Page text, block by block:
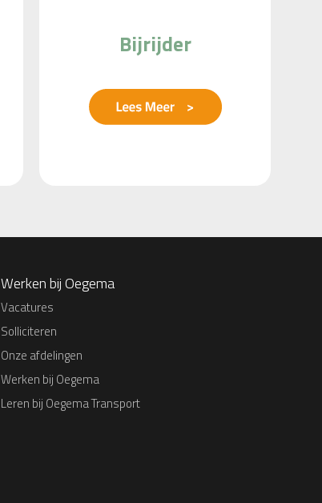
Bijrijder
Werken bij Oegema
Vacatures
Solliciteren
Onze afdelingen
Werken bij Oegema
Leren bij Oegema Transport